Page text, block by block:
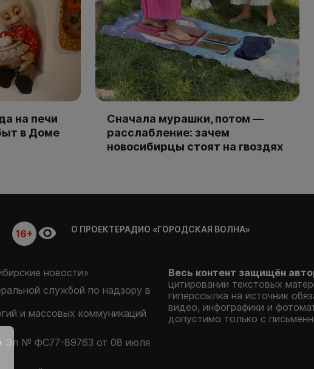
на печи
в Доме
Сначала мурашки, потом —
расслабление: зачем
новосибирцы стоят на гвоздях
16+ О ПРОЕКТЕРАДИО «ГОРОДСКАЯ ВОЛНА»
новости»
службой по надзору в
и массовых коммуникаций
Эл № ФС77-89763 от 08 июля
Весь контент защищён
цитировании текстовых
гиперссылка на источник
видео, инфографики и
допустимо только с